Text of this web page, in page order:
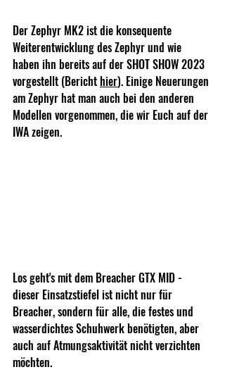
Der Zephyr MK2 ist die konsequente
Weiterentwicklung des Zephyr und wie
haben ihn bereits auf der SHOT SHOW 2023
vorgestellt (Bericht hier). Einige Neuerungen
am Zephyr hat man auch bei den anderen
Modellen vorgenommen, die wir Euch auf der
IWA zeigen.
Los geht's mit dem Breacher GTX MID -
dieser Einsatzstiefel ist nicht nur für
Breacher, sondern für alle, die festes und
wasserdichtes Schuhwerk benötigten, aber
auch auf Atmungsaktivität nicht verzichten
möchten.